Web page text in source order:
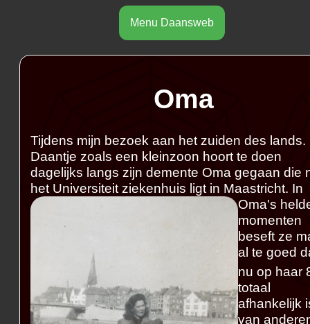
Menu Daansweb
Oma
Tijdens mijn bezoek aan het zuiden des lands.
Daantje zoals een kleinzoon hoort te doen
dagelijks langs zijn demente Oma gegaan die
het Universiteit ziekenhuis ligt in Maastricht. In
Oma's
momenten
beseft ze
al te goed
nu op haar
totaal
afhankelijk
van